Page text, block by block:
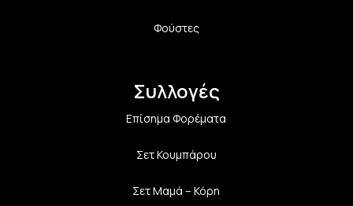
Φούστες
Συλλογές
Επίσημα Φορέματα
Σετ Κουμπάρου
Σετ Μαμά – Κόρη